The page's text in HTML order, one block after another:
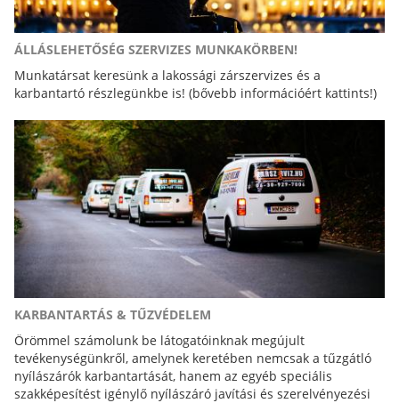
ÁLLÁSLEHETŐSÉG SZERVIZES MUNKAKÖRBEN!
Munkatársat keresünk a lakossági zárszervizes és a
karbantartó részlegünkbe is! (bővebb információért kattints!)
KARBANTARTÁS & TŰZVÉDELEM
Örömmel számolunk be látogatóinknak megújult
tevékenységünkről, amelynek keretében nemcsak a tűzgátló
nyílászárók karbantartását, hanem az egyéb speciális
szakképesítést igénylő nyílászáró javítási és szerelvényezési